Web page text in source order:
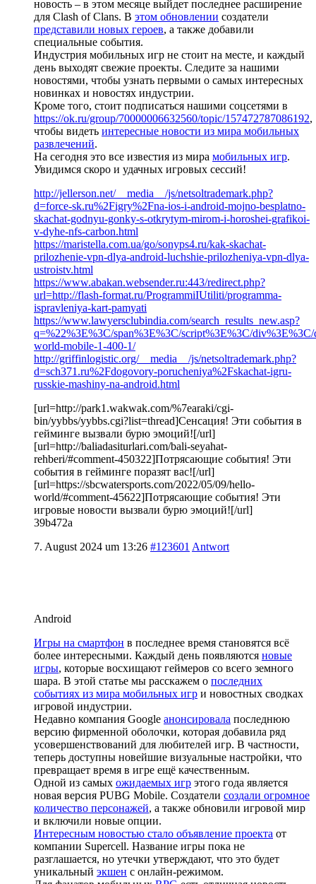
новость – в этом месяце выйдет последнее расширение
для Clash of Clans. В этом обновлении создатели
представили новых героев, а также добавили
специальные события.
Индустрия мобильных игр не стоит на месте, и каждый
день выходят свежие проекты. Следите за нашими
новостями, чтобы узнать первыми о самых интересных
новинках и новостях индустрии.
Кроме того, стоит подписаться нашими соцсетями в
https://ok.ru/group/70000006632560/topic/157472787086192,
чтобы видеть интересные новости из мира мобильных
развлечений.
На сегодня это все известия из мира мобильных игр.
Увидимся скоро и удачных игровых сессий!
http://jellerson.net/__media__/js/netsoltrademark.php?
d=force-sk.ru%2Figry%2Fna-ios-i-android-mojno-besplatno-
skachat-godnyu-gonky-s-otkrytym-mirom-i-horoshei-grafikoi-
v-dyhe-nfs-carbon.html
https://maristella.com.ua/go/sonyps4.ru/kak-skachat-
prilozhenie-vpn-dlya-android-luchshie-prilozheniya-vpn-dlya-
ustroistv.html
https://www.abakan.websender.ru:443/redirect.php?
url=http://flash-format.ru/ProgrammiIUtiliti/programma-
ispravleniya-kart-pamyati
https://www.lawyersclubindia.com/search_results_new.asp?
q=%22%3E%3C/span%3E%3C/script%3E%3C/
world-mobile-1-400-1/
http://griffinlogistic.org/__media__/js/netsoltrademark.php?
d=sch371.ru%2Fdogovory-porucheniya%2Fskachat-igru-
russkie-mashiny-na-android.html
[url=http://park1.wakwak.com/%7earaki/cgi-
bin/yybbs/yybbs.cgi?list=thread]Сенсация! Эти события в
гейминге вызвали бурю эмоций![/url]
[url=http://baliadasiturlari.com/bali-seyahat-
rehberi/#comment-450322]Потрясающие события! Эти
события в гейминге поразят вас![/url]
[url=https://sbcwatersports.com/2022/05/09/hello-
world/#comment-45622]Потрясающие события! Эти
игровые новости вызвали бурю эмоций![/url]
39b472a
7. August 2024 um 13:26 #123601 Antwort
Android
Игры на смартфон в последнее время становятся всё
более интересными. Каждый день появляются новые
игры, которые восхищают геймеров со всего земного
шара. В этой статье мы расскажем о последних
событиях из мира мобильных игр и новостных сводках
игровой индустрии.
Недавно компания Google анонсировала последнюю
версию фирменной оболочки, которая добавила ряд
усовершенствований для любителей игр. В частности,
теперь доступны новейшие визуальные настройки, что
превращает время в игре ещё качественным.
Одной из самых ожидаемых игр этого года является
новая версия PUBG Mobile. Создатели создали огромное
количество персонажей, а также обновили игровой мир
и включили новые опции.
Интересным новостью стало объявление проекта от
компании Supercell. Название игры пока не
разглашается, но утечки утверждают, что это будет
уникальный экшен с онлайн-режимом.